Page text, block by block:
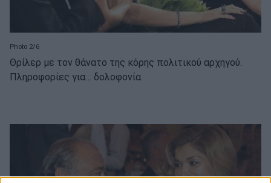
Photo 2/6
Θρίλερ με τον θάνατο της κόρης πολιτικού αρχηγού.
Πληροφορίες για… δολοφονία